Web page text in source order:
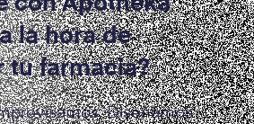
con Apotheka
la hora de
tu farmacia?
Diseñamos